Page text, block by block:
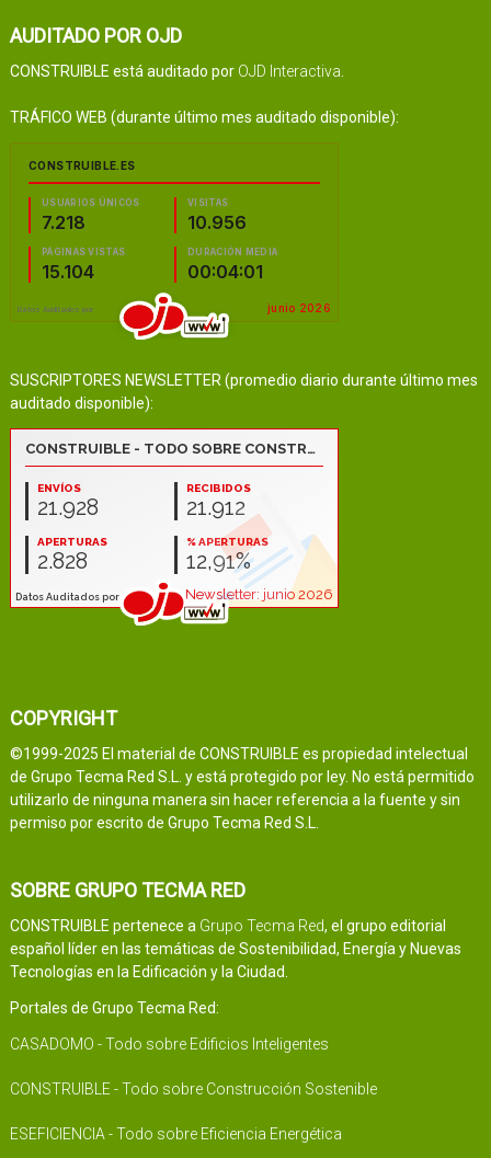
AUDITADO POR OJD
CONSTRUIBLE está auditado por OJD Interactiva
TRÁFICO WEB (durante último mes auditado disponible):
SUSCRIPTORES NEWSLETTER (promedio diario durante último mes
auditado disponible):
COPYRIGHT
©1999-2025 El material de CONSTRUIBLE es propiedad intelectual
de Grupo Tecma Red S.L. y está protegido por ley. No está permitido
utilizarlo de ninguna manera sin hacer referencia a la fuente y sin
permiso por escrito de Grupo Tecma Red S.L.
SOBRE GRUPO TECMA RED
CONSTRUIBLE pertenece a Grupo Tecma Red, el grupo editorial
español líder en las temáticas de Sostenibilidad, Energía y Nuevas
Tecnologías en la Edificación y la Ciudad.
Portales de Grupo Tecma Red:
CASADOMO - Todo sobre Edificios Inteligentes
CONSTRUIBLE - Todo sobre Construcción Sostenible
ESEFICIENCIA - Todo sobre Eficiencia Energética